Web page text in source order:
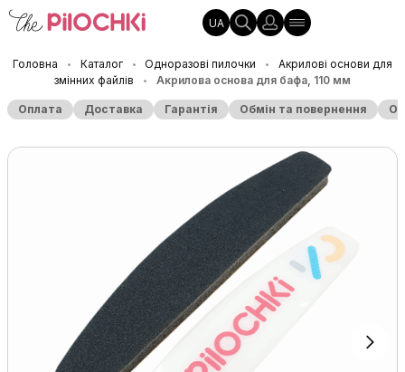
UA
Головна • Каталог • Одноразові пилочки •
Акрилові основи для
змінних файлів
• Акрилова основа для бафа, 110 мм
Оплата Доставка Гарантія Обмін та повернення